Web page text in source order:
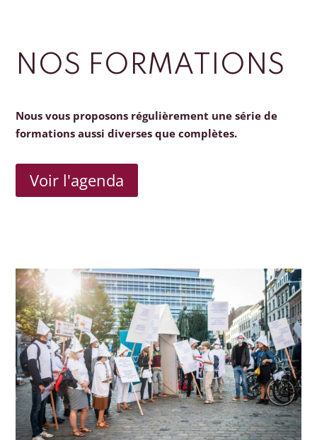
NOS FORMATIONS
Nous vous proposons régulièrement une série de
formations aussi diverses que complètes.
Voir l'agenda